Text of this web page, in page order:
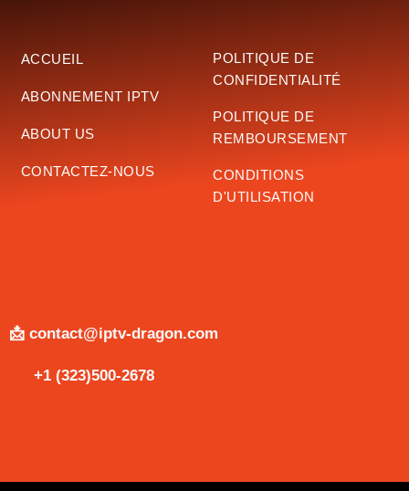
ACCUEIL
ABONNEMENT IPTV
ABOUT US
CONTACTEZ-NOUS
POLITIQUE DE
CONFIDENTIALITÉ
POLITIQUE DE
REMBOURSEMENT
CONDITIONS
D'UTILISATION
📩 contact@iptv-dragon.com
+1 (323)500-2678